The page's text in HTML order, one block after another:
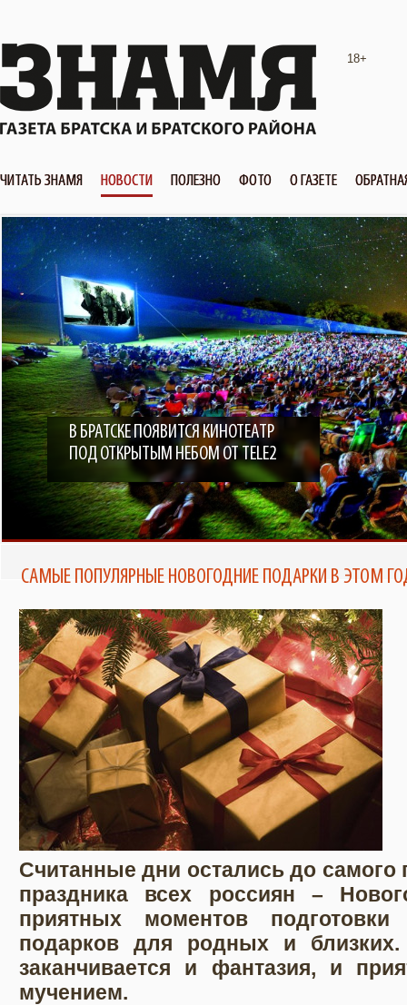
18+
ЧИТАТЬ ЗНАМЯ НОВОСТИ ПОЛЕЗНО ФОТО О ГАЗЕТЕ
В БРАТСКЕ ПОЯВИТСЯ КИНОТЕАТР
ПОД ОТКРЫТЫМ НЕБОМ ОТ TELE2
САМЫЕ ПОПУЛЯРНЫЕ НОВОГОДНИЕ ПОДАРКИ В ЭТОМ
Считанные дни остались до самого
праздника всех россиян –
приятных моментов
подарков для родных и
заканчивается и фантазия, и
мучением.